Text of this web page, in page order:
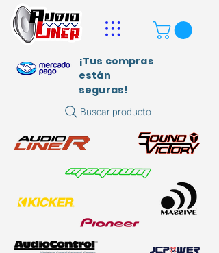
Buscar producto
¡Tus compras
están
seguras!